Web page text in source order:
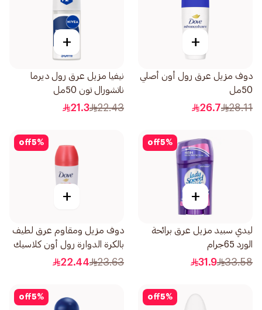
+
دوف مزيل عرق رول أون أصلي
50مل
28.11
26.7
+
نيفيا مزيل عرق رول ديرما
ناتشورال تون 50مل
22.43
21.3
5%
off
+
ليدي سبيد مزيل عرق برائحة
الورد 65جرام
33.58
31.9
5%
off
+
دوف مزيل ومقاوم عرق لطيف
بالكرة الدوارة رول أون كلاسيك
1قطعة 50
23.63
22.44
5%
off
5%
off